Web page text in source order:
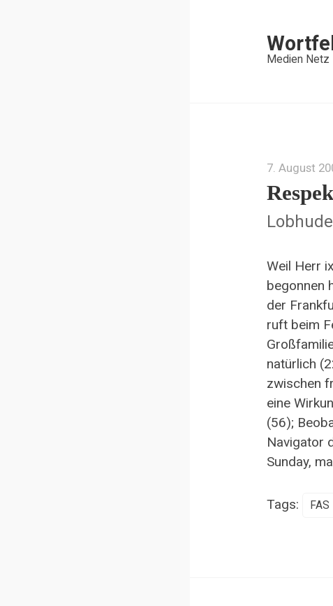
Medien Netz
7. August
Weil Herr
begonnen
der
ruft beim
natürlich
zwischen
eine
(56);
Navigator
Sunday,
Tags: FAS